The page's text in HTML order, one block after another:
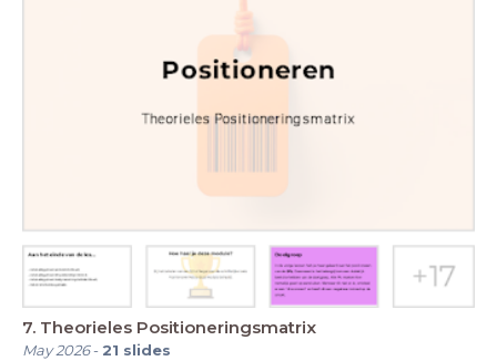
7. Theorieles Positioneringsmatrix
May 2026- 21 slides